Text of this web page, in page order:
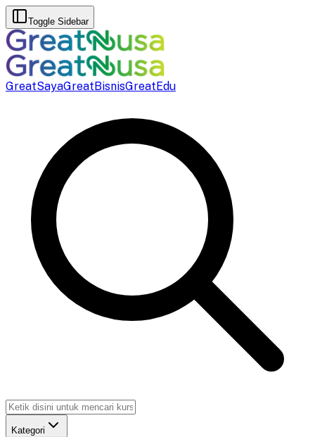
Toggle Sidebar
GreatSayaGreatBisnisGreatEdu
Kategori